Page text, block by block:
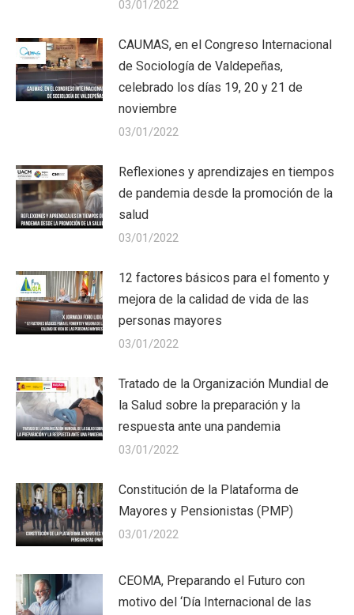
03/01/2022
CAUMAS, en el Congreso Internacional
de Sociología de Valdepeñas,
celebrado los días 19, 20 y 21 de
noviembre
03/01/2022
Reflexiones y aprendizajes en tiempos
de pandemia desde la promoción de la
salud
03/01/2022
12 factores básicos para el fomento y
mejora de la calidad de vida de las
personas mayores
03/01/2022
Tratado de la Organización Mundial de
la Salud sobre la preparación y la
respuesta ante una pandemia
03/01/2022
Constitución de la Plataforma de
Mayores y Pensionistas (PMP)
03/01/2022
CEOMA, Preparando el Futuro con
motivo del ‘Día Internacional de las